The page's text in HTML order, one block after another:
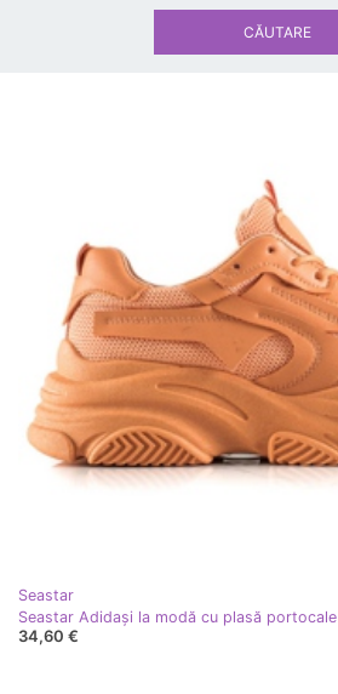
Seastar
Seastar Adidași la modă cu plasă portocale
34,60 €
CĂUTARE